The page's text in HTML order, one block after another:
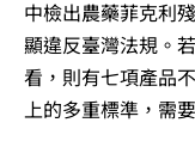
中檢出農藥菲克利
顯違反臺灣法規。
看，則有七項產品
上的多重標準，需